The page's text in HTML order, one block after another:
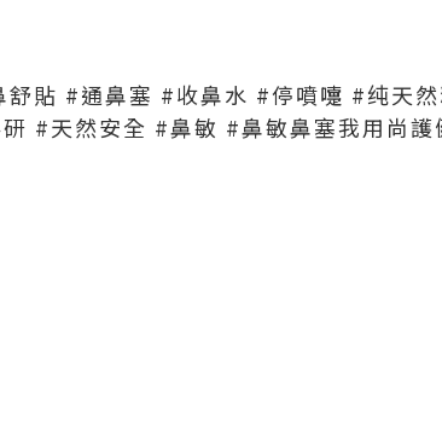
貼 #通鼻塞 #收鼻水 #停噴嚏 #纯天
#天然安全 #鼻敏 #鼻敏鼻塞我用尚護